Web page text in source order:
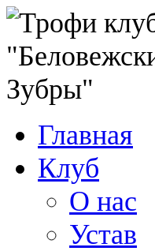
Главная
Клуб
О нас
Устав